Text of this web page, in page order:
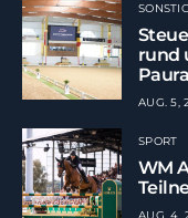
rund
Paura
AUG. 5,
SPORT
WM